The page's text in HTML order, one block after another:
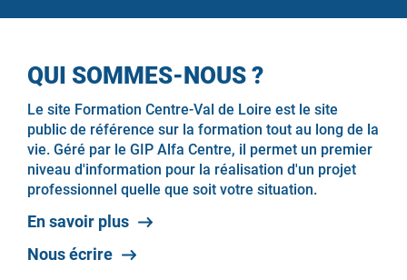
QUI SOMMES-NOUS ?
Le site Formation Centre-Val de Loire est le site
public de référence sur la formation tout au long de la
vie. Géré par le GIP Alfa Centre, il permet un premier
niveau d'information pour la réalisation d'un projet
professionnel quelle que soit votre situation.
En savoir plus
Nous écrire